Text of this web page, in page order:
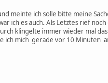
meinte ich solle bitte meine
ich es auch. Als Letztes rief
klingelte immer wieder mal
ich mich gerade vor 10 Minuten